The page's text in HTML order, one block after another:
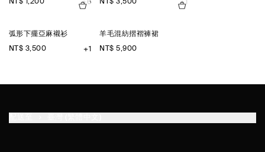
NT$ 1,200 +6 NT$ 3,500 +1
弧形下擺亞麻襯衫
NT$ 3,500 +1
羊毛混紡摺褶褲裙
NT$ 5,900